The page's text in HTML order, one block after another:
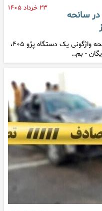
۲۳ خرداد ۱۴۰۵
سانحه
هلال احمر استان کرمان اعلام کرد: در سانحه واژگونی یک دستگاه پژو ۴۰۵،
- بم…